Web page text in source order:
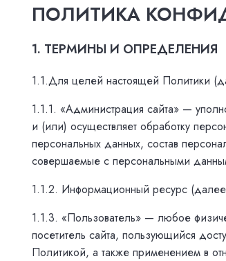
ПОЛИТИКА
1. ТЕРМИНЫ И ОПРЕДЕЛЕНИЯ
1.1.Для целей настоящей Политики
1.1.1. «Администрация сайта» —
и (или) осуществляет обработку
персональных данных, состав
совершаемые с персональными
1.1.2. Информационный ресурс
1.1.3. «Пользователь» — любое
посетитель сайта, пользующийся
Политикой, а также применением в